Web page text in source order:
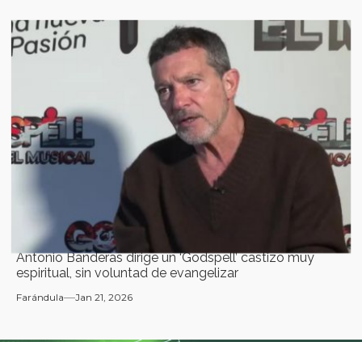
Antonio Banderas dirige un ‘Godspell’ castizo muy
espiritual, sin voluntad de evangelizar
Farándula Jan 21, 2026